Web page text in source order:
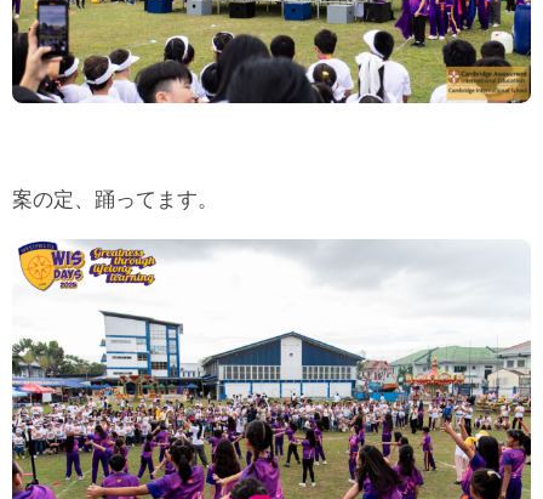
案の定、踊ってます。